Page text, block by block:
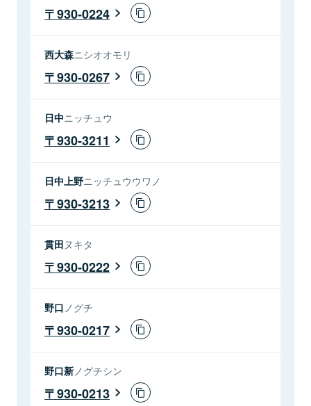
930-0224
西大森ニシオオモリ
930-0267
日中ニッチュウ
930-3211
日中上野ニッチュウウワノ
930-3213
貫田 ヌキタ
930-0222
野口 ノグチ
930-0217
野口新 ノグチシン
930-0213